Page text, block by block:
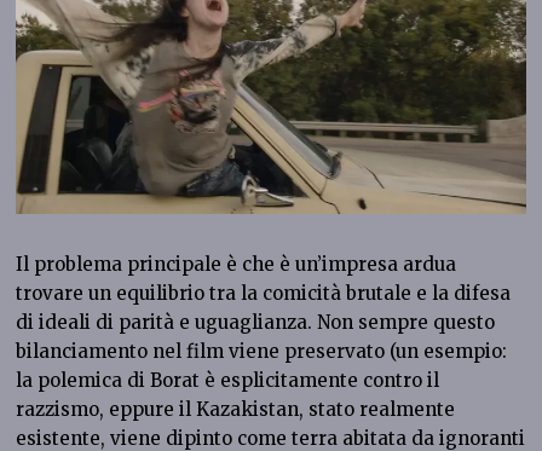
Il problema principale è che è un’impresa ardua
trovare un equilibrio tra la comicità brutale e la difesa
di ideali di parità e uguaglianza. Non sempre questo
bilanciamento nel film viene preservato (un esempio:
la polemica di Borat è esplicitamente contro il
razzismo, eppure il Kazakistan, stato realmente
esistente, viene dipinto come terra abitata da ignoranti